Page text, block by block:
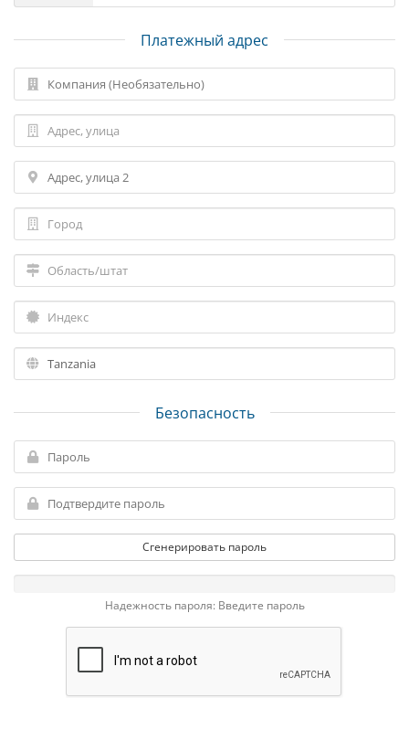
Платежный адрес
Безопасность
Сгенерировать пароль
Надежность пароля: Введите пароль